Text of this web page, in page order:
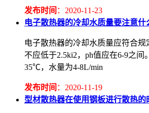
发布时间 ：2020-11-23
电子散热器的冷却水质量要注意什
电子散热器的冷却水质量应符合
不应低于2.5ki2，ph值应在6-9之间
35℃，水量为4-8L/min
发布时间 ：2020-11-19
型材散热器在使用钢板进行散热的